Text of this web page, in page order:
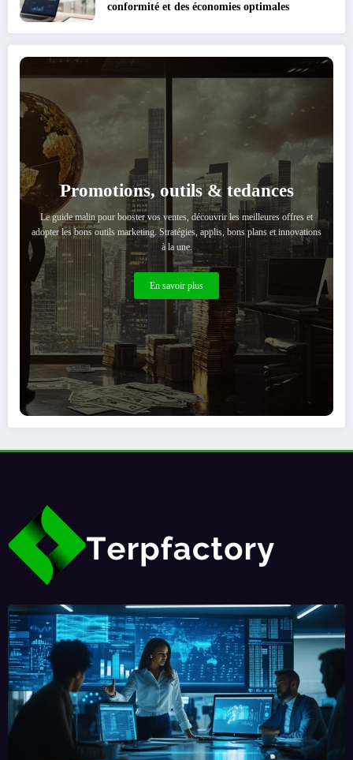
conformité et des économies optimales
Promotions, outils & tedances
Le guide malin pour booster vos ventes, découvrir les meilleures offres et
adopter les bons outils marketing. Stratégies, applis, bons plans et innovations
à la une.
En savoir plus